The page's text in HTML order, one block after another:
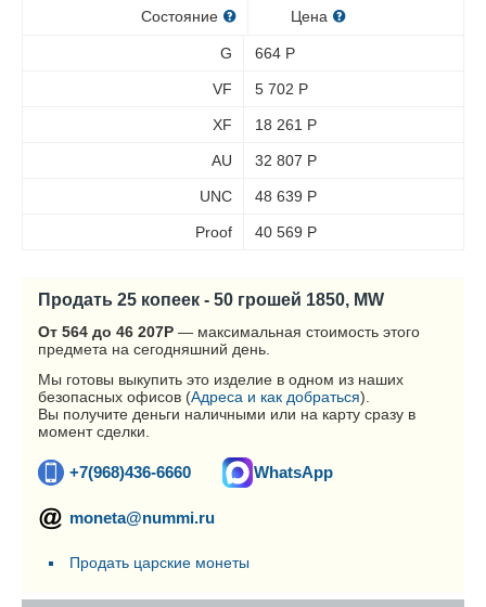
Состояние Цена
G 664 Р
VF 5 702 Р
XF 18 261 Р
AU 32 807 Р
UNC 48 639 Р
Proof 40 569 Р
Продать 25 копеек - 50 грошей 1850, MW
От 564 до 46 207Р — максимальная стоимость этого
предмета на сегодняшний день.
Мы готовы выкупить это изделие в одном из наших
безопасных офисов (Адреса и как добраться).
Вы получите деньги наличными или на карту сразу в
момент сделки.
+7(968)436-6660 WhatsApp
moneta@nummi.ru
Продать царские монеты